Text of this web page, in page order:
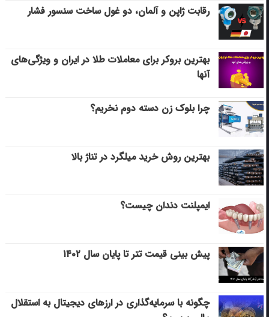
رقابت ژاپن و آلمان، دو غول ساخت سنسور فشار
بهترین بروکر برای معاملات طلا در ایران و ویژگی‌های
آنها
چرا بلوک زن دسته دوم نخریم؟
بهترین روش خرید میلگرد در تناژ بالا
ایمپلنت دندان چیست؟
پیش بینی قیمت تتر تا پایان سال ۱۴۰۲
چگونه با سرمایه‌گذاری در ارزهای دیجیتال به استقلال